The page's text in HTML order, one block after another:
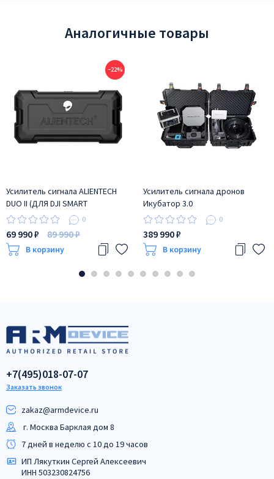
Аналогичные товары
−22%
Усилитель сигнала ALIENTECH
DUO II (ДЛЯ DJI SMART
CONTROLLER)
ДВУХДИАПАЗОННЫЙ 2,4G/5,8G
0
69 990 ₽ 89 990 ₽
В корзину
Усилитель сигнала дронов
Икубатор 3.0
0
389 990 ₽
В корзину
+7(495)018-07-07
Заказать звонок
zakaz@armdeviсe.ru
г. Москва Барклая дом 8
7 дней в неделю с 10 до 19 часов
ИП Лякуткин Сергей Алексеевич
ИНН 503230824756